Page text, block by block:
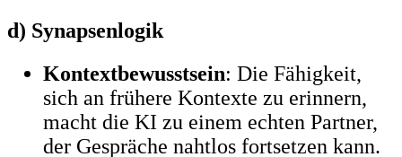
d) Synapsenlogik
Kontextbewusstsein: Die Fähigkeit,
sich an frühere Kontexte zu erinnern,
macht die KI zu einem echten Partner,
der Gespräche nahtlos fortsetzen kann.